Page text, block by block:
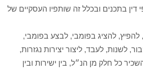
דין בתכנים ובכלל זה שותפיו העסקיים של
להפיץ, להציג בפומבי, לבצע בפומבי,
לשנות, לעבד, ליצור יצירות נגזרות,
כל חלק מן הנ״ל, בין ישירות ובין